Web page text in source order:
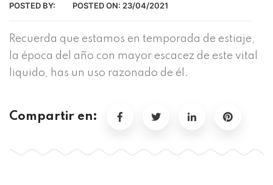
POSTED BY: POSTED ON: 23/04/2021
Recuerda que estamos en temporada de estiaje,
la época del año con mayor escacez de este vital
liquido, has un uso razonado de él.
Compartir en: